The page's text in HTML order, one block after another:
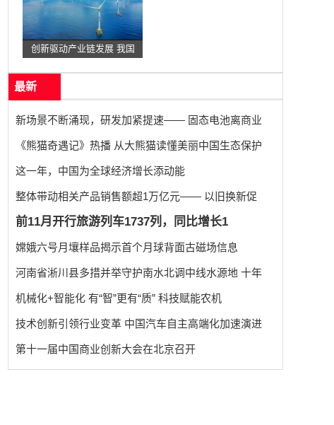
创新驱动产业链发展 我国
最新
新场景不断涌现，研发加紧提速—— 固态电池离商业
《熊猫奇遇记》热播 从大熊猫读懂美丽中国生态保护
这一年，中国为全球经济增长添动能
整体带动相关产品销售额超1万亿元—— 以旧换新促
前11月开行旅游列车1737列，同比增长1
嫦娥六号月壤样品揭示首个月球背面古磁场信息
河南省淅川县多措并举守护南水北调中线水源地 十年
机械化+智能化 有“智”更有“质” 科技赋能农机
技术创新引领行业变革 中国汽车自主高端化加速演进
第十一届中国商业创新大会在北京召开